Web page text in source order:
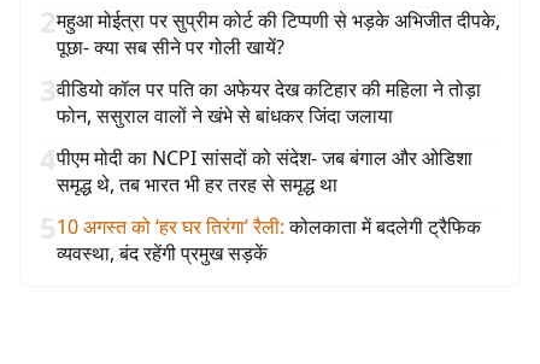
2महुआ मोईत्रा पर सुप्रीम कोर्ट की टिप्पणी से भड़के अभिजीत दीपके,
पूछा- क्या सब सीने पर गोली खायें?
3वीडियो कॉल पर पति का अफेयर देख कटिहार की महिला ने तोड़ा
फोन, ससुराल वालों ने खंभे से बांधकर जिंदा जलाया
4पीएम मोदी का NCPI सांसदों को संदेश- जब बंगाल और ओडिशा
समृद्ध थे, तब भारत भी हर तरह से समृद्ध था
510 अगस्त को ‘हर घर तिरंगा’ रैली: कोलकाता में बदलेगी ट्रैफिक
व्यवस्था, बंद रहेंगी प्रमुख सड़कें